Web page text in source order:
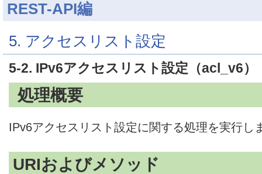
REST-API編
5. アクセスリスト設定
5-2. IPv6アクセスリスト設定（acl_v6）
処理概要
IPv6アクセスリスト設定に関する処理を実行し
URIおよびメソッド